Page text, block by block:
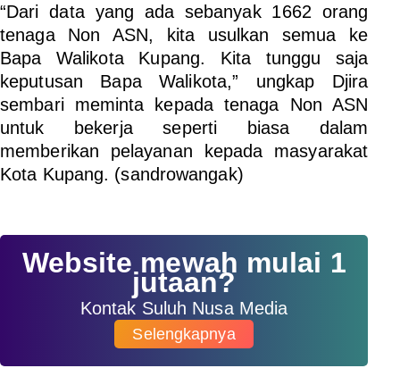
“Dari data yang ada sebanyak 1662 orang
tenaga Non ASN, kita usulkan semua ke
Bapa Walikota Kupang. Kita tunggu saja
keputusan Bapa Walikota,” ungkap Djira
sembari meminta kepada tenaga Non ASN
untuk bekerja seperti biasa dalam
memberikan pelayanan kepada masyarakat
Kota Kupang. (sandrowangak)
Website mewah mulai 1
jutaan?
Kontak Suluh Nusa Media
Selengkapnya